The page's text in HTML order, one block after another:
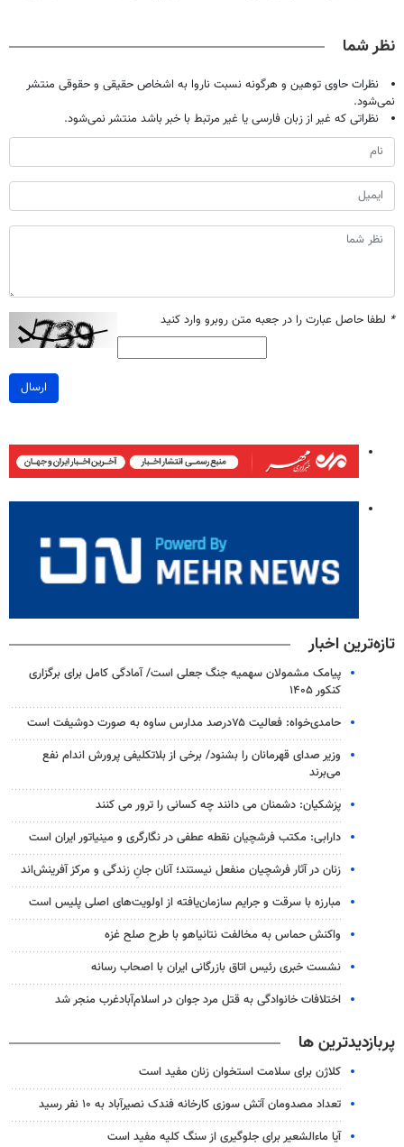
نظر شما
نظرات حاوی توهین و هرگونه نسبت ناروا به اشخاص حقیقی و حقوقی منتشر
نمی‌شود.
نظراتی که غیر از زبان فارسی یا غیر مرتبط با خبر باشد منتشر نمی‌شود.
* لطفا حاصل عبارت را در جعبه متن روبرو وارد کنید
ارسال
تازه‌ترین اخبار
پیامک مشمولان سهمیه جنگ جعلی است/ آمادگی کامل برای برگزاری
کنکور ۱۴۰۵
حامدی‌خواه: فعالیت ۷۵درصد مدارس ساوه به صورت دوشیفت است
وزیر صدای قهرمانان را بشنود/ برخی از بلاتکلیفی پرورش اندام نفع
می‌برند
پزشکیان: دشمنان می دانند چه کسانی را ترور می کنند
دارابی: مکتب فرشچیان نقطه عطفی در نگارگری و مینیاتور ایران است
زنان در آثار فرشچیان منفعل نیستند؛ آنان جانِ زندگی و مرکز آفرینش‌اند
مبارزه با سرقت و جرایم سازمان‌یافته از اولویت‌های اصلی پلیس است
واکنش حماس به مخالفت نتانیاهو با طرح صلح غزه
نشست خبری رئیس اتاق بازرگانی ایران با اصحاب رسانه
اختلافات خانوادگی به قتل مرد جوان در اسلام‌آبادغرب منجر شد
پربازدیدترین ها
کلاژن برای سلامت استخوان زنان مفید است
تعداد مصدومان آتش سوزی کارخانه فندک نصیرآباد به ۱۰ نفر رسید
آیا ماءالشعیر برای جلوگیری از سنگ کلیه مفید است